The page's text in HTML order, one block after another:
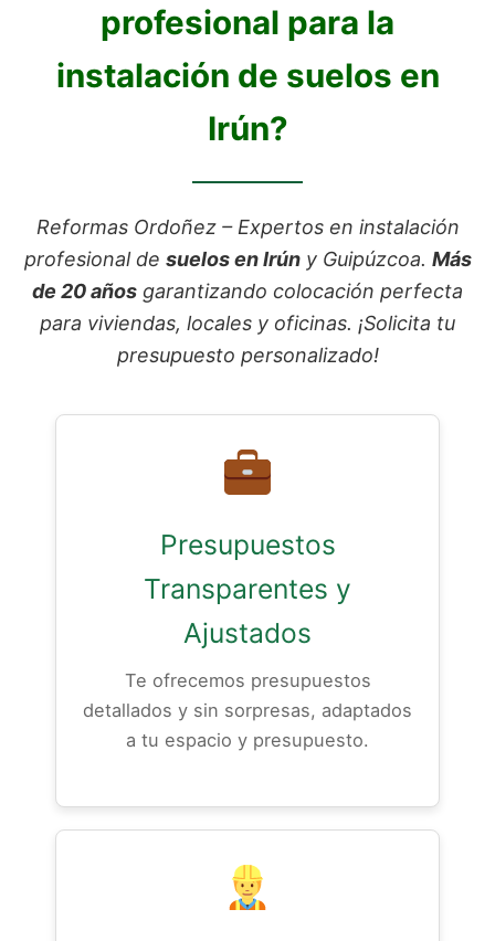
profesional para la
instalación de suelos en
Irún?
Reformas Ordoñez – Expertos en instalación
profesional de suelos en Irúny Guipúzcoa. Más
de 20 años garantizando colocación perfecta
para viviendas, locales y oficinas. ¡Solicita tu
presupuesto personalizado!
Presupuestos
Transparentes y
Ajustados
Te ofrecemos presupuestos
detallados y sin sorpresas, adaptados
a tu espacio y presupuesto.